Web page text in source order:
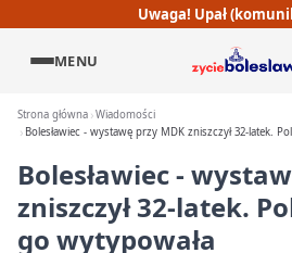
Uwaga! Upał
MENU
Strona główna Wiadomości
Bolesławiec - wystawę przy MDK zniszczył 32-latek.
Bolesławiec -
zniszczył 32-latek.
go wytypowała